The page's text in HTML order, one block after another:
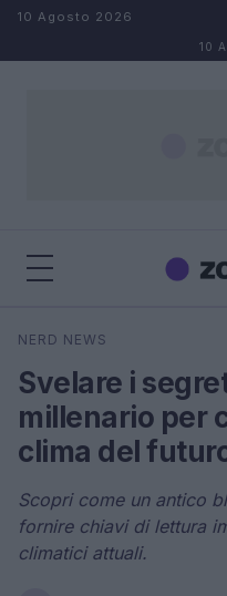
Salta al contenuto
10 Agosto 2026
10
Cerca
NERD NEWS
Svelare i
millenario per
clima del
Scopri come un antico
fornire chiavi di lettura
climatici attuali.